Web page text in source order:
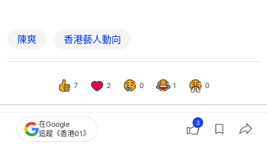
陳爽 香港藝人動向
7 2 0 1 0
娛樂 即時娛樂
在Google
追蹤《香港01》
3